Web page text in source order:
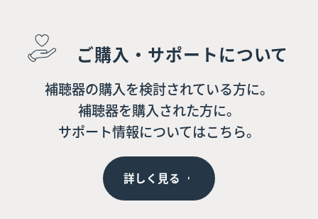
ご購入・サポートについて
補聴器の購入を検討されている方に。
補聴器を購入された方に。
サポート情報についてはこちら。
詳しく見る